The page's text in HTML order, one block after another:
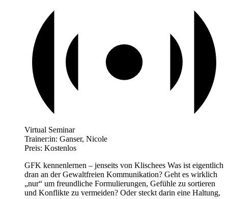
Virtual Seminar
Trainer:in: Ganser, Nicole
Preis: Kostenlos
GFK kennenlernen – jenseits von Klischees Was ist eigentlich
dran an der Gewaltfreien Kommunikation? Geht es wirklich
„nur“ um freundliche Formulierungen, Gefühle zu sortieren
und Konflikte zu vermeiden? Oder steckt darin eine Haltung,